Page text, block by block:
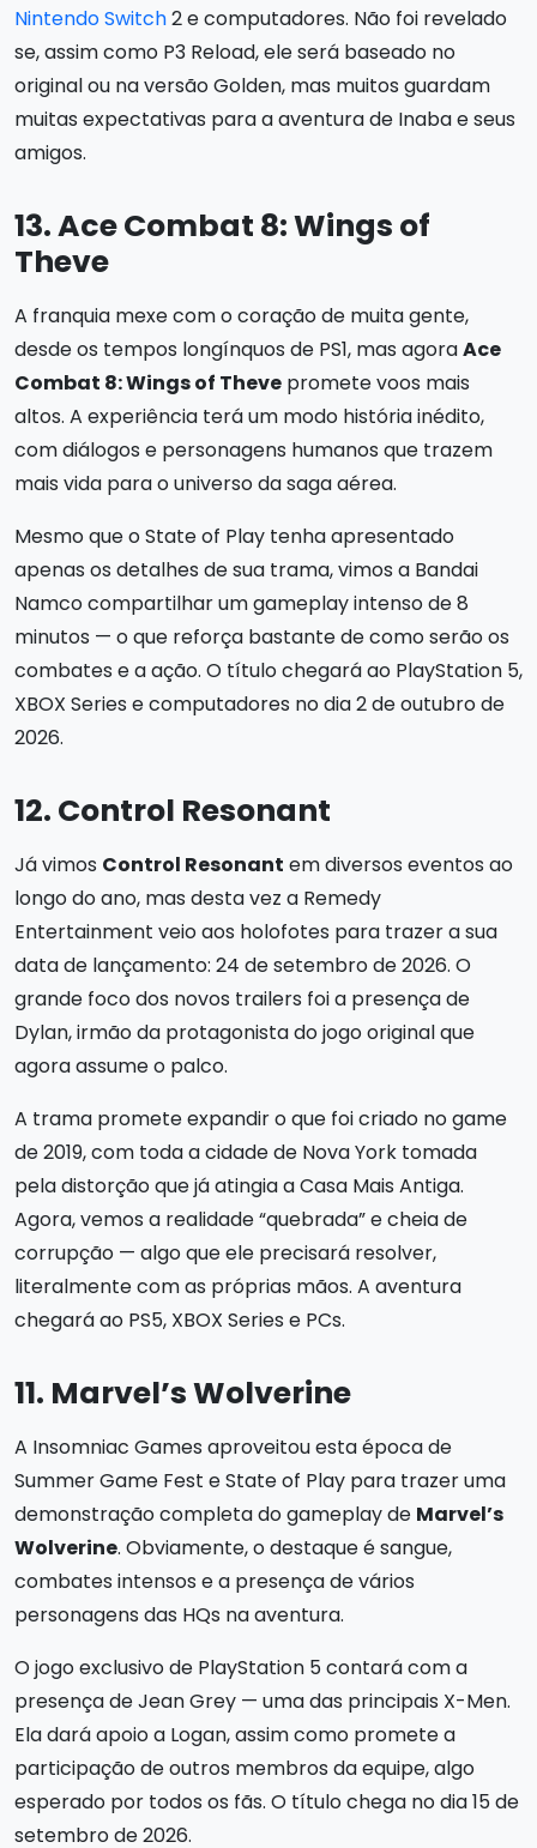
Nintendo Switch2 e computadores. Não foi revelado
se, assim como P3 Reload, ele será baseado no
original ou na versão Golden, mas muitos guardam
muitas expectativas para a aventura de Inaba e seus
amigos.
13. Ace Combat 8: Wings of
Theve
A franquia mexe com o coração de muita gente,
desde os tempos longínquos de PS1, mas agoraAce
Combat 8: Wings of Theve promete voos mais
altos. A experiência terá um modo história inédito,
com diálogos e personagens humanos que trazem
mais vida para o universo da saga aérea.
Mesmo que o State of Play tenha apresentado
apenas os detalhes de sua trama, vimos a Bandai
Namco compartilhar um gameplay intenso de 8
minutos — o que reforça bastante de como serão os
combates e a ação. O título chegará ao PlayStation 5,
XBOX Series e computadores no dia 2 de outubro de
2026.
12. Control Resonant
Já vimos Control Resonant em diversos eventos ao
longo do ano, mas desta vez a Remedy
Entertainment veio aos holofotes para trazer a sua
data de lançamento: 24 de setembro de 2026. O
grande foco dos novos trailers foi a presença de
Dylan, irmão da protagonista do jogo original que
agora assume o palco.
A trama promete expandir o que foi criado no game
de 2019, com toda a cidade de Nova York tomada
pela distorção que já atingia a Casa Mais Antiga.
Agora, vemos a realidade “quebrada” e cheia de
corrupção — algo que ele precisará resolver,
literalmente com as próprias mãos. A aventura
chegará ao PS5, XBOX Series e PCs.
11. Marvel’s Wolverine
A Insomniac Games aproveitou esta época de
Summer Game Fest e State of Play para trazer uma
demonstração completa do gameplay de Marvel’s
Wolverine. Obviamente, o destaque é sangue,
combates intensos e a presença de vários
personagens das HQs na aventura.
O jogo exclusivo de PlayStation 5 contará com a
presença de Jean Grey — uma das principais X-Men.
Ela dará apoio a Logan, assim como promete a
participação de outros membros da equipe, algo
esperado por todos os fãs. O título chega no dia 15 de
setembro de 2026.